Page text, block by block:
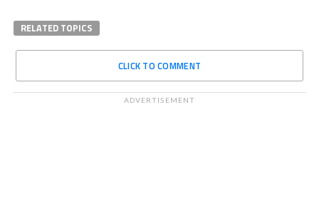
RELATED TOPICS
CLICK TO COMMENT
ADVERTISEMENT